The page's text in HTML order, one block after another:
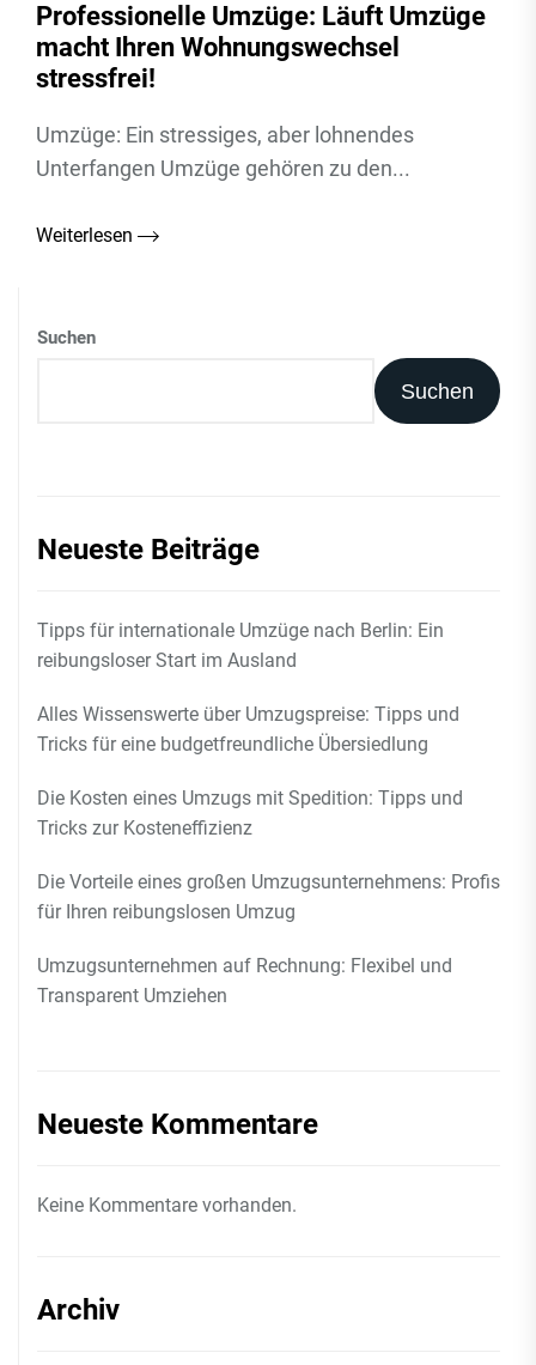
Professionelle Umzüge: Läuft Umzüge
macht Ihren Wohnungswechsel
stressfrei!
Umzüge: Ein stressiges, aber lohnendes
Unterfangen Umzüge gehören zu den...
Weiterlesen
Suchen
Suchen
Neueste Beiträge
Tipps für internationale Umzüge nach Berlin: Ein
reibungsloser Start im Ausland
Alles Wissenswerte über Umzugspreise: Tipps und
Tricks für eine budgetfreundliche Übersiedlung
Die Kosten eines Umzugs mit Spedition: Tipps und
Tricks zur Kosteneffizienz
Die Vorteile eines großen Umzugsunternehmens: Profis
für Ihren reibungslosen Umzug
Umzugsunternehmen auf Rechnung: Flexibel und
Transparent Umziehen
Neueste Kommentare
Keine Kommentare vorhanden.
Archiv